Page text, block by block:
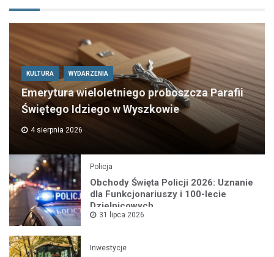
KULTURA WYDARZENIA
Emerytura wieloletniego proboszcza Parafii
Świętego Idziego w Wyszkowie
4 sierpnia 2026
Policja
Obchody Święta Policji 2026: Uznanie
dla Funkcjonariuszy i 100-lecie
Dzielnicowych
31 lipca 2026
Inwestycje